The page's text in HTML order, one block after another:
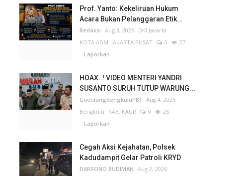
Prof. Yanto: Kekeliruan Hukum
Acara Bukan Pelanggaran Etik...
Redaksi Aug 3, 2026 DKI Jakarta
KOTA ADM. JAKARTA PUSAT
0
27
Laporkan
HOAX..! VIDEO MENTERI YANDRI
SUSANTO SURUH TUTUP WARUNG...
GuetilangbengkuluPB1
Aug 4, 2026
Bengkulu
KAB. KAUR 0
25
Laporkan
Cegah Aksi Kejahatan, Polsek
Kadudampit Gelar Patroli KRYD
DARSONO BUDIMAN Aug 2, 2026